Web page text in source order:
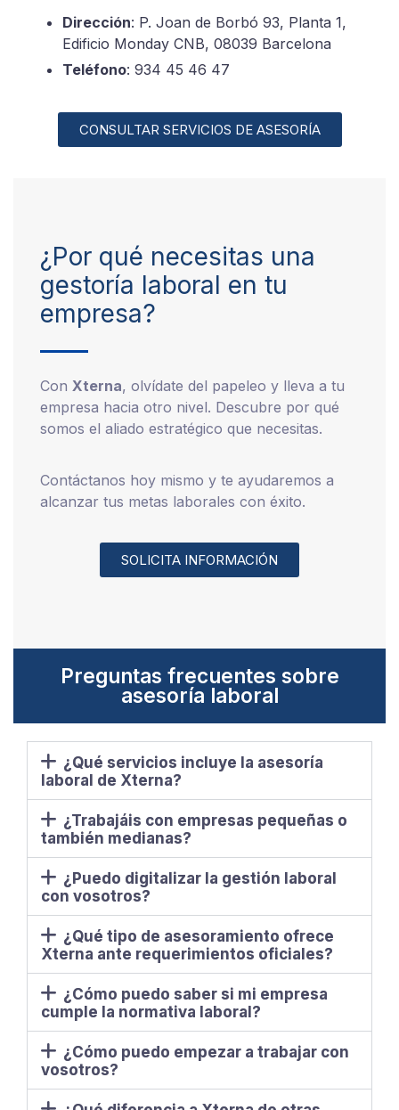
Dirección: P. Joan de Borbó 93, Planta 1,
Edificio Monday CNB, 08039 Barcelona
Teléfono: 934 45 46 47
CONSULTAR SERVICIOS DE ASESORÍA
¿Por qué necesitas una
gestoría laboral en tu
empresa?
Con Xterna, olvídate del papeleo y lleva a tu
empresa hacia otro nivel. Descubre por qué
somos el aliado estratégico que necesitas.
Contáctanos hoy mismo y te ayudaremos a
alcanzar tus metas laborales con éxito.
SOLICITA INFORMACIÓN
Preguntas frecuentes sobre
asesoría laboral
¿Qué servicios incluye la asesoría
laboral de Xterna?
¿Trabajáis con empresas pequeñas o
también medianas?
¿Puedo digitalizar la gestión laboral
con vosotros?
¿Qué tipo de asesoramiento ofrece
Xterna ante requerimientos oficiales?
¿Cómo puedo saber si mi empresa
cumple la normativa laboral?
¿Cómo puedo empezar a trabajar con
vosotros?